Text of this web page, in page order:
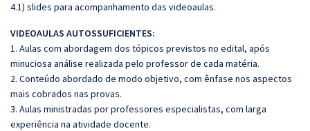
4.1) slides para acompanhamento das videoaulas.
VIDEOAULAS AUTOSSUFICIENTES:
1. Aulas com abordagem dos tópicos previstos no edital, após
minuciosa análise realizada pelo professor de cada matéria.
2. Conteúdo abordado de modo objetivo, com ênfase nos aspectos
mais cobrados nas provas.
3. Aulas ministradas por professores especialistas, com larga
experiência na atividade docente.